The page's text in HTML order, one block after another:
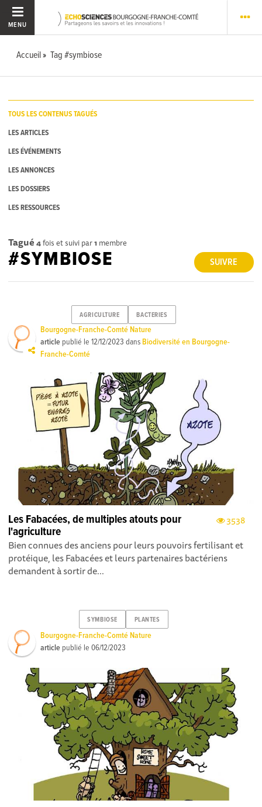
MENU
Accueil Tag #symbiose
TOUS LES CONTENUS TAGUÉS
LES ARTICLES
LES ÉVÉNEMENTS
LES ANNONCES
LES DOSSIERS
LES RESSOURCES
Tagué 4fois et suivi par1 membre
SUIVRE
#SYMBIOSE
AGRICULTURE BACTERIES
Bourgogne-Franche-Comté Nature
article publié le12/12/2023 dansBiodiversité en Bourgogne-
Franche-Comté
3538
Les Fabacées, de multiples atouts pour
l'agriculture
Bien connues des anciens pour leurs pouvoirs fertilisant et
protéique, les Fabacées et leurs partenaires bactériens
demandent à sortir de...
SYMBIOSE PLANTES
Bourgogne-Franche-Comté Nature
article publié le06/12/2023